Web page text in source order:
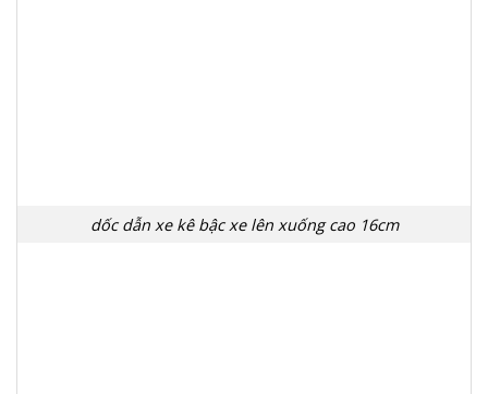
dốc dẫn xe kê bậc xe lên xuống cao 16cm